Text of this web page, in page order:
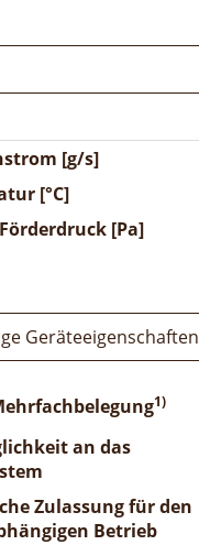
[g/s]
[°C]
[Pa]
Geräteeigenschaften
1)
an das
Zulassung für den
Betrieb